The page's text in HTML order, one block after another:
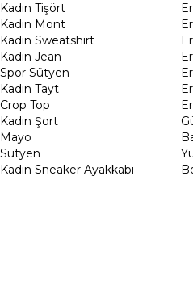
Kadın Tişört
Kadın Mont
Kadın Sweatshirt
Kadın Jean
Spor Sütyen
Kadın Tayt
Crop Top
Kadin Şort
Mayo
Sütyen
Kadın Sneaker Ayakkabı